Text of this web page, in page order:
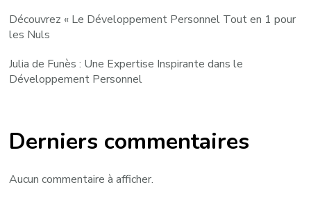
Découvrez « Le Développement Personnel Tout en 1 pour
les Nuls
Julia de Funès : Une Expertise Inspirante dans le
Développement Personnel
Derniers commentaires
Aucun commentaire à afficher.